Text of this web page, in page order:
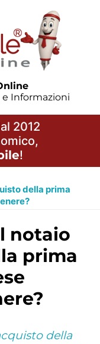
Informazioni
2012
!
della prima
prima
della